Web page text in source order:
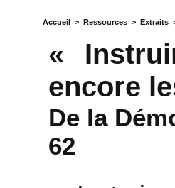
Accueil > Ressources > Extraits
«
encore
De la
62